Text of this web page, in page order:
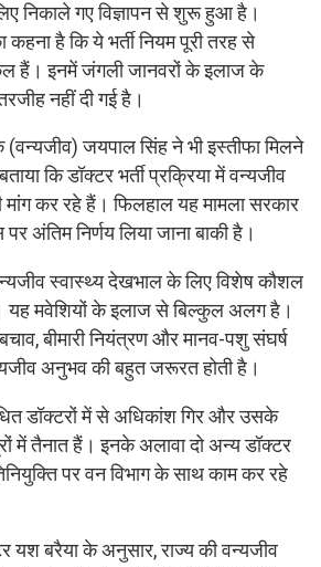
निकाले गए विज्ञापन से शुरू हुआ है।
कहना है कि ये भर्ती नियम पूरी तरह से
हैं। इनमें जंगली जानवरों के इलाज के
नहीं दी गई है।
जयपाल सिंह ने भी इस्तीफा मिलने
कि डॉक्टर भर्ती प्रक्रिया में वन्यजीव
कर रहे हैं। फिलहाल यह मामला सरकार
अंतिम निर्णय लिया जाना बाकी है।
स्वास्थ्य देखभाल के लिए विशेष कौशल
यह मवेशियों के इलाज से बिल्कुल अलग है।
बीमारी नियंत्रण और मानव-पशु संघर्ष
अनुभव की बहुत जरूरत होती है।
डॉक्टरों में से अधिकांश गिर और उसके
में तैनात हैं। इनके अलावा दो अन्य डॉक्टर
पर वन विभाग के साथ काम कर रहे
यश बरैया के अनुसार, राज्य की वन्यजीव